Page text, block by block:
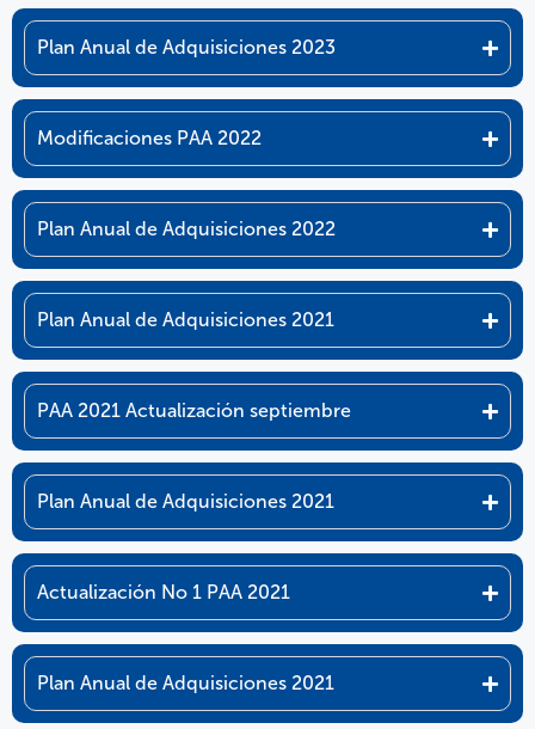
Plan Anual de Adquisiciones 2023
Modificaciones PAA 2022
Plan Anual de Adquisiciones 2022
Plan Anual de Adquisiciones 2021
PAA 2021 Actualización septiembre
Plan Anual de Adquisiciones 2021
Actualización No 1 PAA 2021
Plan Anual de Adquisiciones 2021